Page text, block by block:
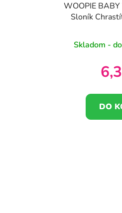
WOOPIE
Sloník
Skladom -
DO